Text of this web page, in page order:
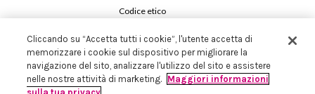
Codice etico
HarperCollins Italia S.p.A. Viale Monte Nero, 84 - 20135 Milano
Cod. Fiscale e P.IVA 05946780151 - Capitale Sociale 258.250 €
Iscritta in Milano al Registro delle imprese nr.198004 e REA nr.1051898
Cliccando su “Accetta tutti i cookie”, l'utente accetta di
memorizzare i cookie sul dispositivo per migliorare la
navigazione del sito, analizzare l'utilizzo del sito e assistere
nelle nostre attività di marketing. Maggiori informazioni